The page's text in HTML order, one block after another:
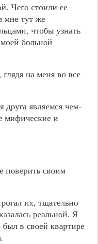
Чего стоили ее
мне тут же
чтобы узнать
больной
на меня во все
являемся чем-
мифические и
поверить своим
их, тщательно
реальной. Я
был в своей квартире